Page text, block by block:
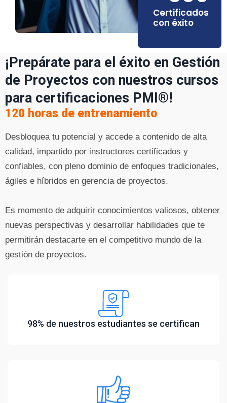
Certificados
con éxito
¡Prepárate para el éxito en Gestión
de Proyectos con nuestros cursos
para certificaciones PMI®!
120 horas de entrenamiento
Desbloquea tu potencial y accede a contenido de alta
calidad, impartido por instructores certificados y
confiables, con pleno dominio de enfoques tradicionales,
ágiles e híbridos en gerencia de proyectos.
Es momento de adquirir conocimientos valiosos, obtener
nuevas perspectivas y desarrollar habilidades que te
permitirán destacarte en el competitivo mundo de la
gestión de proyectos.
98% de nuestros estudiantes se certifican